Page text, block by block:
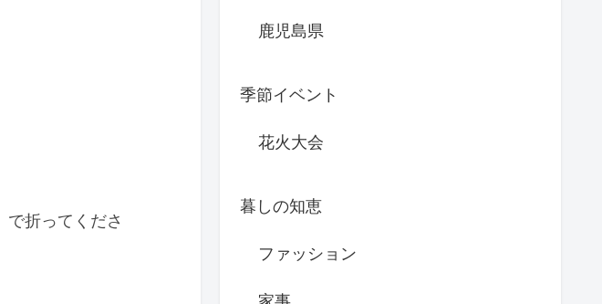
で折ってくださ
鹿児島県
季節イベント
花火大会
暮しの知恵
ファッション